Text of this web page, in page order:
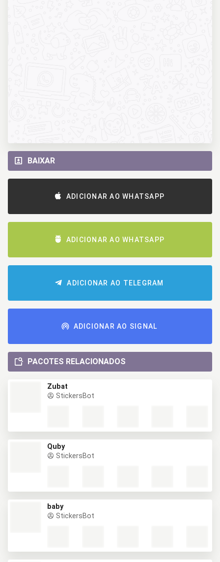
BAIXAR
ADICIONAR AO WHATSAPP
ADICIONAR AO WHATSAPP
ADICIONAR AO TELEGRAM
ADICIONAR AO SIGNAL
PACOTES RELACIONADOS
Zubat
StickersBot
Quby
StickersBot
baby
StickersBot